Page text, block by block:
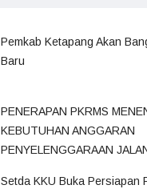
Pemkab Ketapang Akan
Baru
PENERAPAN PKRMS
KEBUTUHAN ANGGARAN
PENYELENGGARAAN
Setda KKU Buka Persiapan